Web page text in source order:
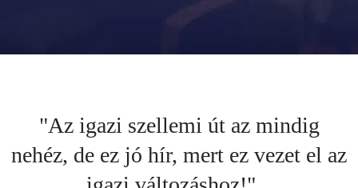
"Az igazi szellemi út az mindig
nehéz, de ez jó hír, mert ez vezet el az